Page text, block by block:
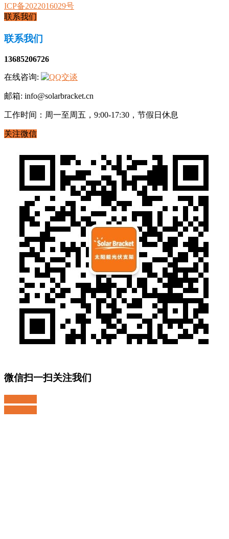
ICP备2022016029号
联系我们
联系我们
13685206726
在线咨询:
邮箱: info@solarbracket.cn
工作时间：周一至周五，9:00-17:30，节假日休息
关注微信
微信扫一扫关注我们